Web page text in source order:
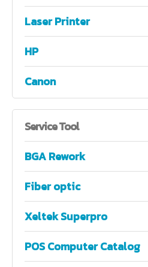
Laser Printer
HP
Canon
ServiceTool
BGA Rework
Fiber optic
Xeltek Superpro
POS Computer Catalog